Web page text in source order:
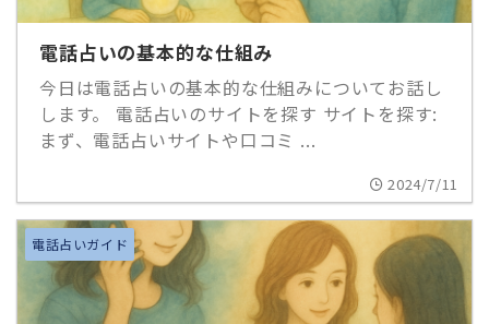
電話占いの基本的な仕組み
今日は電話占いの基本的な仕組みについてお話し
します。 電話占いのサイトを探す サイトを探す:
まず、電話占いサイトや口コミ ...
2024/7/11
電話占いガイド